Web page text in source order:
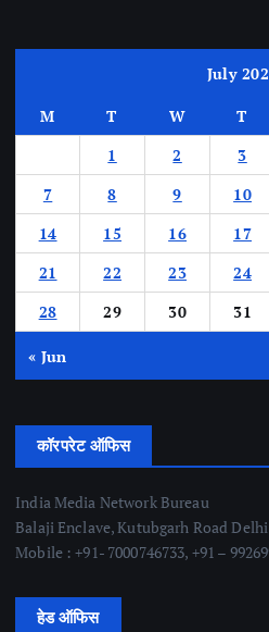
July
M T W T
1
2 3
7
8 9 10
14
15 16 17
21
22 23 24
28
29 30 31
« Jun
कॉरपरेट ऑफिस
India Media Network Bureau
Balaji Enclave, Kutubgarh Road
Mobile : +91- 7000746733, +91 –
हेड ऑफिस